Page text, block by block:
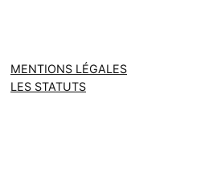
MENTIONS LÉGALES
LES STATUTS